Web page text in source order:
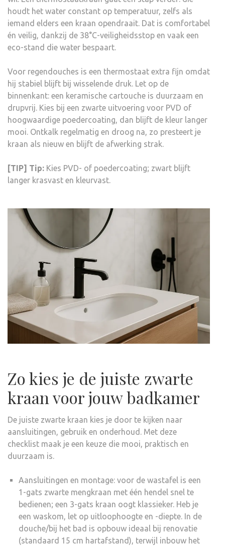
houdt het water constant op temperatuur, zelfs als
iemand elders een kraan opendraait. Dat is comfortabel
én veilig, dankzij de 38°C-veiligheidsstop en vaak een
eco-stand die water bespaart.
Voor regendouches is een thermostaat extra fijn omdat
hij stabiel blijft bij wisselende druk. Let op de
binnenkant: een keramische cartouche is duurzaam en
drupvrij. Kies bij een zwarte uitvoering voor PVD of
hoogwaardige poedercoating, dan blijft de kleur langer
mooi. Ontkalk regelmatig en droog na, zo presteert je
kraan als nieuw en blijft de afwerking strak.
[TIP] Tip: Kies PVD- of poedercoating; zwart blijft
langer krasvast en kleurvast.
Zo kies je de juiste zwarte
kraan voor jouw badkamer
De juiste zwarte kraan kies je door te kijken naar
aansluitingen, gebruik en onderhoud. Met deze
checklist maak je een keuze die mooi, praktisch en
duurzaam is.
Aansluitingen en montage: voor de wastafel is een
1-gats zwarte mengkraan met één hendel snel te
bedienen; een 3-gats kraan oogt klassieker. Heb je
een waskom, let op uitloophoogte en -diepte. In de
douche/bij het bad is opbouw ideaal bij renovatie
(standaard 15 cm hartafstand), terwijl inbouw het